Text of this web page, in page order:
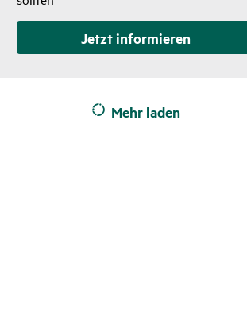
Jetzt infor­mieren
Mehr laden